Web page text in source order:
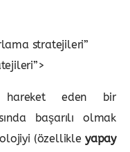
”
hareket eden bir
başarılı olmak
(özellikle yapay